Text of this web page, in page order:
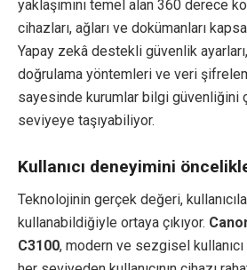
yaklaşımını temel alan 360 derece
cihazları, ağları ve dokümanları
Yapay zekâ destekli güvenlik
doğrulama yöntemleri ve veri
sayesinde kurumlar bilgi güvenliğini
seviyeye taşıyabiliyor.
Kullanıcı deneyimini
Teknolojinin gerçek değeri,
kullanabildiğiyle ortaya çıkıyor.
C3100, modern ve sezgisel